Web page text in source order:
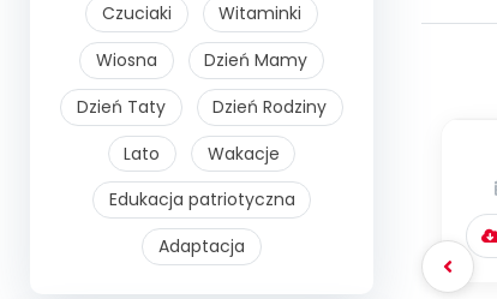
Czuciaki
Witaminki
Wiosna
Dzień Mamy
Dzień Taty
Dzień Rodziny
Lato
Wakacje
Edukacja patriotyczna
Adaptacja